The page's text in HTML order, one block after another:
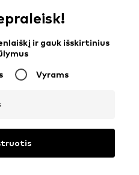
ir gauk išskirtinius
Vyrams